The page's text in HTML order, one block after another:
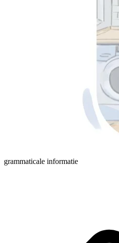
grammaticale informatie